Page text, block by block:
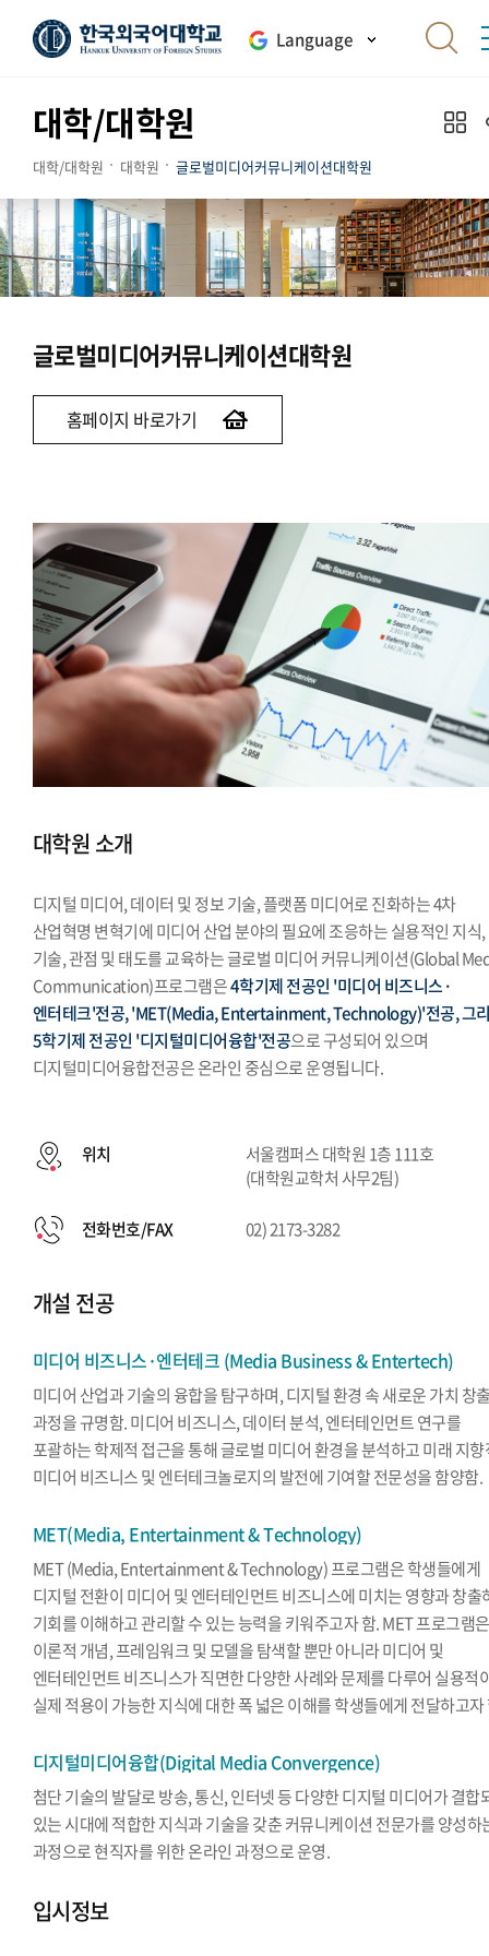
Language
대학/대학원
대학/대학원 대학원 글로벌미디어커뮤니케이션대학원
글로벌미디어커뮤니케이션대학원
홈페이지 바로가기
대학원 소개
디지털 미디어, 데이터 및 정보 기술, 플랫폼 미디어로 진화하는 4차
산업혁명 변혁기에 미디어 산업 분야의 필요에 조응하는 실용적인 지식,
기술, 관점 및 태도를 교육하는 글로벌 미디어 커뮤니케이션(Global
Communication)프로그램은4학기제 전공인 '미디어 비즈니스·
엔터테크'전공, 'MET(Media, Entertainment, Technology)'전공, 그
5학기제 전공인 '디지털미디어융합'전공으로 구성되어 있으며
디지털미디어융합전공은 온라인 중심으로 운영됩니다.
위치
서울캠퍼스 대학원 1층 111호
(대학원교학처 사무2팀)
전화번호/FAX 02) 2173-3282
개설 전공
미디어 비즈니스·엔터테크 (Media Business & Entertech)
미디어 산업과 기술의 융합을 탐구하며, 디지털 환경 속 새로운 가치 창
과정을 규명함. 미디어 비즈니스, 데이터 분석, 엔터테인먼트 연구를
포괄하는 학제적 접근을 통해 글로벌 미디어 환경을 분석하고 미래 지
미디어 비즈니스 및 엔터테크놀로지의 발전에 기여할 전문성을 함양함.
MET(Media, Entertainment & Technology)
MET (Media, Entertainment & Technology) 프로그램은 학생들에게
디지털 전환이 미디어 및 엔터테인먼트 비즈니스에 미치는 영향과 창출
기회를 이해하고 관리할 수 있는 능력을 키워주고자 함. MET 프로그램은
이론적 개념, 프레임워크 및 모델을 탐색할 뿐만 아니라 미디어 및
엔터테인먼트 비즈니스가 직면한 다양한 사례와 문제를 다루어 실용적
실제 적용이 가능한 지식에 대한 폭 넓은 이해를 학생들에게 전달하고자
디지털미디어융합(Digital Media Convergence)
첨단 기술의 발달로 방송, 통신, 인터넷 등 다양한 디지털 미디어가 결합
있는 시대에 적합한 지식과 기술을 갖춘 커뮤니케이션 전문가를 양성하
과정으로 현직자를 위한 온라인 과정으로 운영.
입시정보